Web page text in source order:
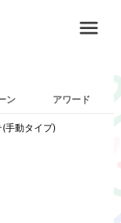
ン アワード
手動タイプ)